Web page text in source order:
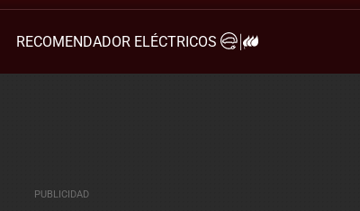
RECOMENDADOR ELÉCTRICOS